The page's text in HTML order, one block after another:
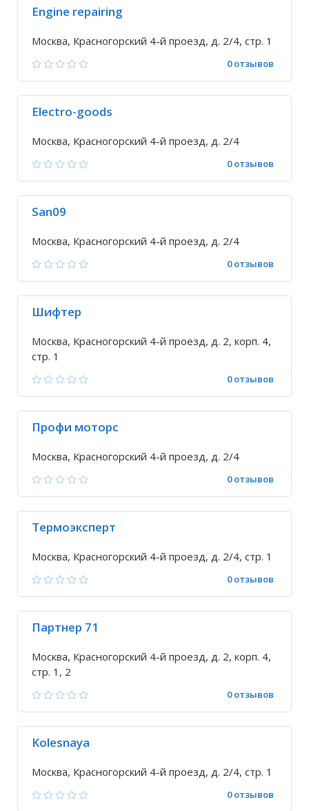
Engine repairing
Москва, Красногорский 4-й проезд, д. 2/4, стр. 1
0 отзывов
Electro-goods
Москва, Красногорский 4-й проезд, д. 2/4
0 отзывов
San09
Москва, Красногорский 4-й проезд, д. 2/4
0 отзывов
Шифтер
Москва, Красногорский 4-й проезд, д. 2, корп. 4,
стр. 1
0 отзывов
Профи моторс
Москва, Красногорский 4-й проезд, д. 2/4
0 отзывов
Термоэксперт
Москва, Красногорский 4-й проезд, д. 2/4, стр. 1
0 отзывов
Партнер 71
Москва, Красногорский 4-й проезд, д. 2, корп. 4,
стр. 1, 2
0 отзывов
Kolesnaya
Москва, Красногорский 4-й проезд, д. 2/4, стр. 1
0 отзывов